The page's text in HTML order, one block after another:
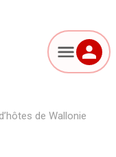
de Wallonie